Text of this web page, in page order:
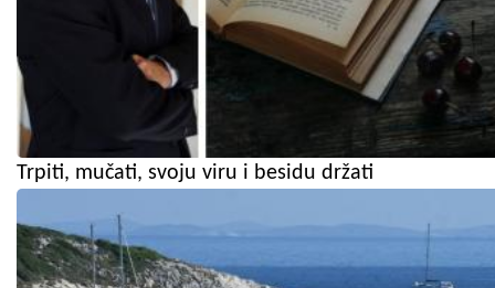
Trpiti, mučati, svoju viru i besidu držati